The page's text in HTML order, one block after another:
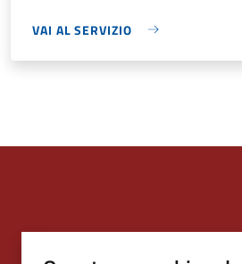
VAI AL SERVIZIO